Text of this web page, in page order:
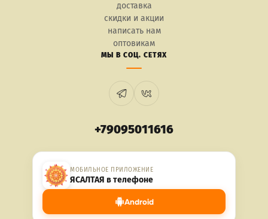
доставка
скидки и акции
написать нам
оптовикам
МЫ В СОЦ. СЕТЯХ
+79095011616
МОБИЛЬНОЕ ПРИЛОЖЕНИЕ
ЯСАЛТАЯ в телефоне
Android